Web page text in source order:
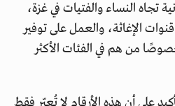
تجاه النساء والفتيات في غزة،
الإغاثة، والعمل على توفير
من هم في الفئات الأكثر